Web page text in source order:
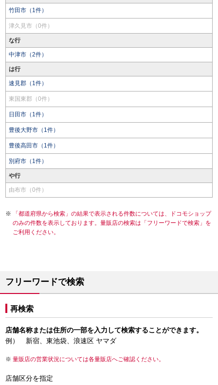
竹田市（1件）
津久見市（0件）
な行
中津市（2件）
は行
速見郡（1件）
東国東郡（0件）
日田市（1件）
豊後大野市（1件）
豊後高田市（1件）
別府市（1件）
や行
由布市（0件）
「都道府県から検索」の結果で表示される件数については、ドコモショップ
のみの件数を表示しております。量販店の検索は「フリーワードで検索」を
ご利用ください。
フリーワードで検索
再検索
店舗名称または住所の一部を入力して検索することができます。
例） 新宿、東池袋、浪速区 ヤマダ
量販店の営業状況については各量販店へご確認ください。
店舗区分を指定